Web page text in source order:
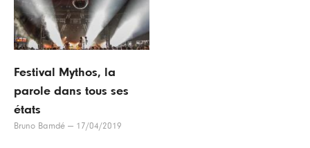
Festival Mythos, la
parole dans tous ses
états
Bruno Bamdé — 17/04/2019